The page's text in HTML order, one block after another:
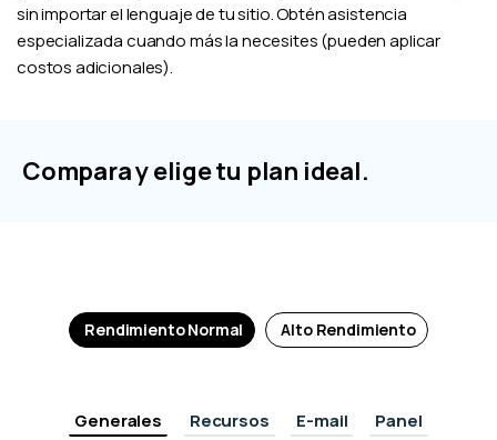
sin importar el lenguaje de tu sitio. Obtén asistencia
especializada cuando más la necesites (pueden aplicar
costos adicionales).
Compara y elige tu plan ideal.
Rendimiento Normal Alto Rendimiento
Generales Recursos E-mail Panel